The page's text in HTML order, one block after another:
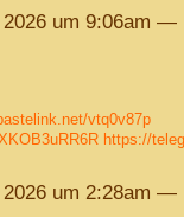
um 9:06am —
vtq0v87p
https://
um 2:28am —